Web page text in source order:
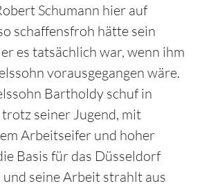
Schumann hier auf
schaffensfroh hätte sein
es tatsächlich war, wenn ihm
vorausgegangen wäre.
Bartholdy schuf in
seiner Jugend, mit
Arbeitseifer und hoher
Basis für das Düsseldorf
seine Arbeit strahlt aus